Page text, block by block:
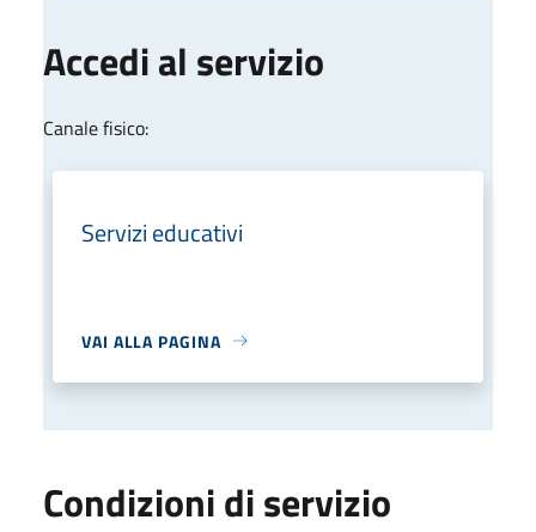
Accedi al servizio
Canale fisico:
Servizi educativi
VAI ALLA PAGINA
Condizioni di servizio